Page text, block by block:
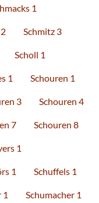
1
Schmitz 3
Scholl 1
1 Schouren 1
3 Schouren 4
7 Schouren 8
1
1 Schuffels 1
1 Schumacher 1